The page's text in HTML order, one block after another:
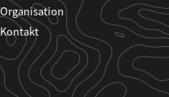
Organisation
Kontakt